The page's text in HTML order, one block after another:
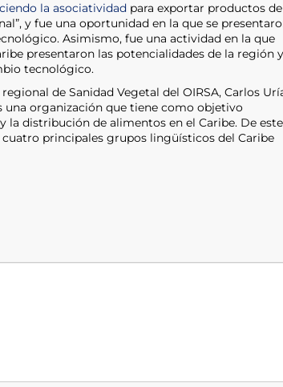
la asociatividad para exportar productos de
y fue una oportunidad en la que se
Asimismo, fue una actividad en la que
presentaron las potencialidades de la región y
tecnológico.
de Sanidad Vegetal del OIRSA, Carlos
una organización que tiene como objetivo
distribución de alimentos en el Caribe. De este
principales grupos lingüísticos del Caribe